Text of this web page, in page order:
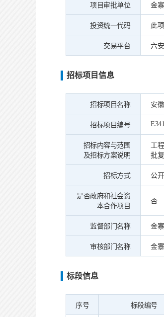
项目审批单位 金
投资统一代码 此
交易平台 六
招标项目信息
招标项目名称 安
招标项目编号
招标内容与范围
及招标方案说明
工
批
招标方式 公
是否政府和社会资
本合作项目
否
监督部门名称 金
审核部门名称 金
标段信息
序号 标段编号